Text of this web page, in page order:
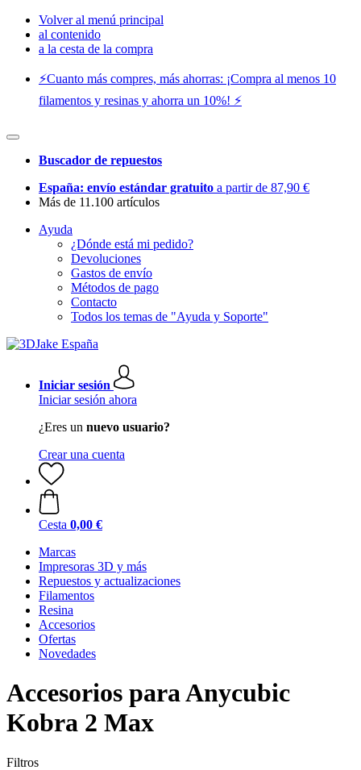
Volver al menú principal
al contenido
a la cesta de la compra
⚡️Cuanto más compres, más ahorras: ¡Compra al menos 10
filamentos y resinas y ahorra un 10%! ⚡️
Buscador de repuestos
España: envío estándar gratuito a partir de 87,90 €
Más de 11.100 artículos
Ayuda
¿Dónde está mi pedido?
Devoluciones
Gastos de envío
Métodos de pago
Contacto
Todos los temas de "Ayuda y Soporte"
Iniciar sesión
Iniciar sesión ahora
¿Eres un nuevo usuario?
Crear una cuenta
Cesta 0,00 €
Marcas
Impresoras 3D y más
Repuestos y actualizaciones
Filamentos
Resina
Accesorios
Ofertas
Novedades
Accesorios para Anycubic
Kobra 2 Max
Filtros